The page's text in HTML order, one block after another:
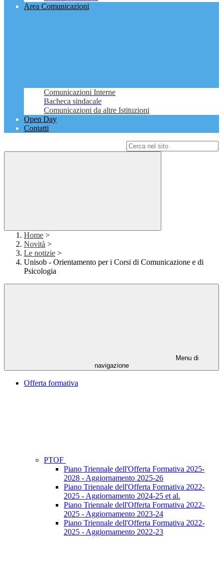
Area Comunicazioni
Comunicazioni Interne
Bacheca sindacale
Comunicazioni da altre Istituzioni
Open Day
Contatti
Home >
Novità >
Le notizie >
Unisob - Orientamento per i Corsi di Comunicazione e di
Psicologia
Menu di
navigazione
Offerta formativa
PTOF
Piano Triennale dell'Offerta Formativa 2025-
2028 - Aggiornamento 2025-26
Piano Triennale dell'Offerta Formativa 2022-
2025 - Aggiornamento 2024-25 et al.
Piano Triennale dell'Offerta Formativa 2022-
2025 - Aggiornamento 2023-24
Piano Triennale dell'Offerta Formativa 2022-
2025 - Aggiornamento 2022-23